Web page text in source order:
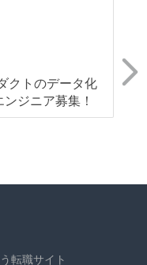
ついて、メンバーの
ている
モブワークなど、ナ
る（属人性を減らす
働制を採用している
クトのデータ化
ジニア募集！
転職サイト